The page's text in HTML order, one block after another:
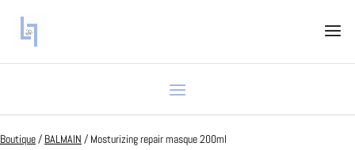
Boutique/ BALMAIN / Mosturizing repair masque 200ml